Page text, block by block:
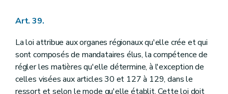
Art. 39.
La loi attribue aux organes régionaux qu'elle crée et qui
sont composés de mandataires élus, la compétence de
régler les matières qu'elle détermine, à l'exception de
celles visées aux articles 30 et 127 à 129, dans le
ressort et selon le mode qu'elle établit. Cette loi doit